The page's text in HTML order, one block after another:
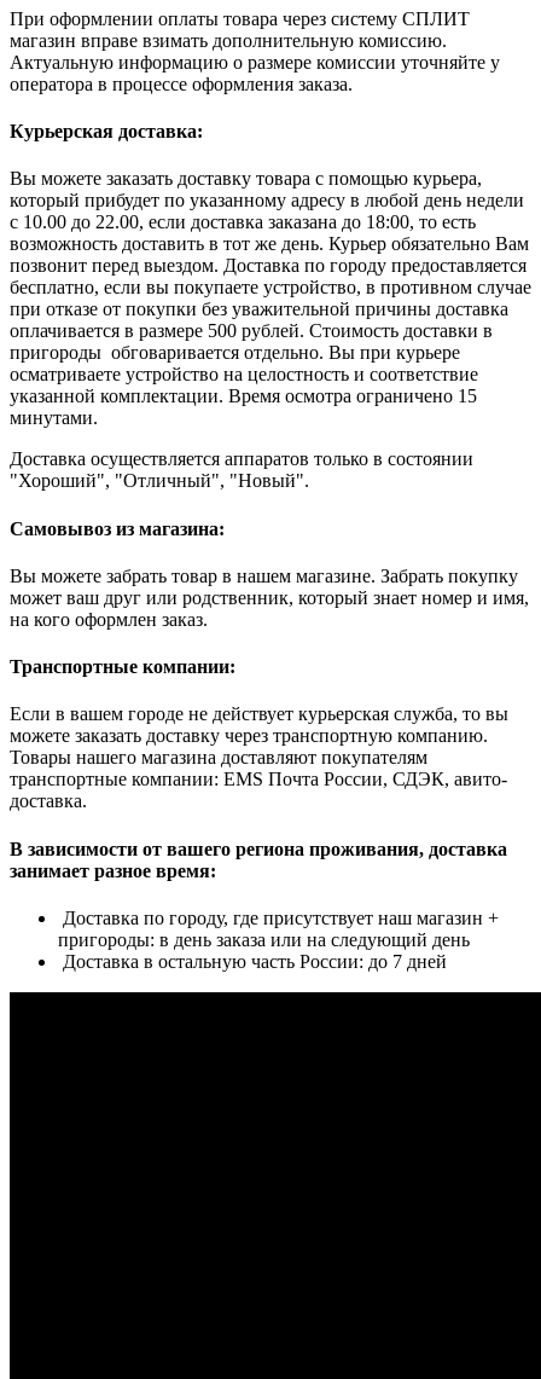
При оформлении оплаты товара через систему СПЛИТ
магазин вправе взимать дополнительную комиссию.
Актуальную информацию о размере комиссии уточняйте у
оператора в процессе оформления заказа.
Курьерская доставка:
Вы можете заказать доставку товара с помощью курьера,
который прибудет по указанному адресу в любой день недели
с 10.00 до 22.00, если доставка заказана до 18:00, то есть
возможность доставить в тот же день. Курьер обязательно Вам
позвонит перед выездом. Доставка по городу предоставляется
бесплатно, если вы покупаете устройство, в противном случае
при отказе от покупки без уважительной причины доставка
оплачивается в размере 500 рублей. Стоимость доставки в
пригороды обговаривается отдельно. Вы при курьере
осматриваете устройство на целостность и соответствие
указанной комплектации. Время осмотра ограничено 15
минутами.
Доставка осуществляется аппаратов только в состоянии
"Хороший", "Отличный", "Новый".
Самовывоз из магазина:
Вы можете забрать товар в нашем магазине. Забрать покупку
может ваш друг или родственник, который знает номер и имя,
на кого оформлен заказ.
Транспортные компании:
Если в вашем городе не действует курьерская служба, то вы
можете заказать доставку через транспортную компанию.
Товары нашего магазина доставляют покупателям
транспортные компании: EMS Почта России, СДЭК, авито-
доставка.
В зависимости от вашего региона проживания, доставка
занимает разное время:
Доставка по городу, где присутствует наш магазин +
пригороды: в день заказа или на следующий день
Доставка в остальную часть России: до 7 дней